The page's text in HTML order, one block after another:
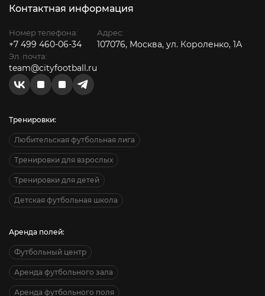
Контактная информация
Номер телефона:
+7 499 460-06-34
Эл. почта:
team@cityfootball.ru
Адрес:
107076, Москва, ул. Короленко, 1А
Тренировки:
Любительская футбольная лига
Тренировки для взрослых
Тренировки для детей
Детская футбольная школа
Аренда полей:
Футбольный центр
Аренда футбольного зала
Аренда футбольного поля